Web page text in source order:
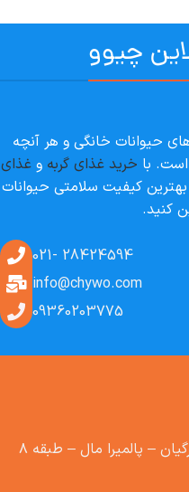
چیوو
حیوانات خانگی و هر آنچه
با خرید غذای گربه و غذای
بهترین کیفیت سلامتی حیوانات
کنید.
28424594 -021
info@chywo.com
09360203775
نارمک – خیابان شهید اسماعیل بزرگیان – پالمیرا مال – طبقه ۸